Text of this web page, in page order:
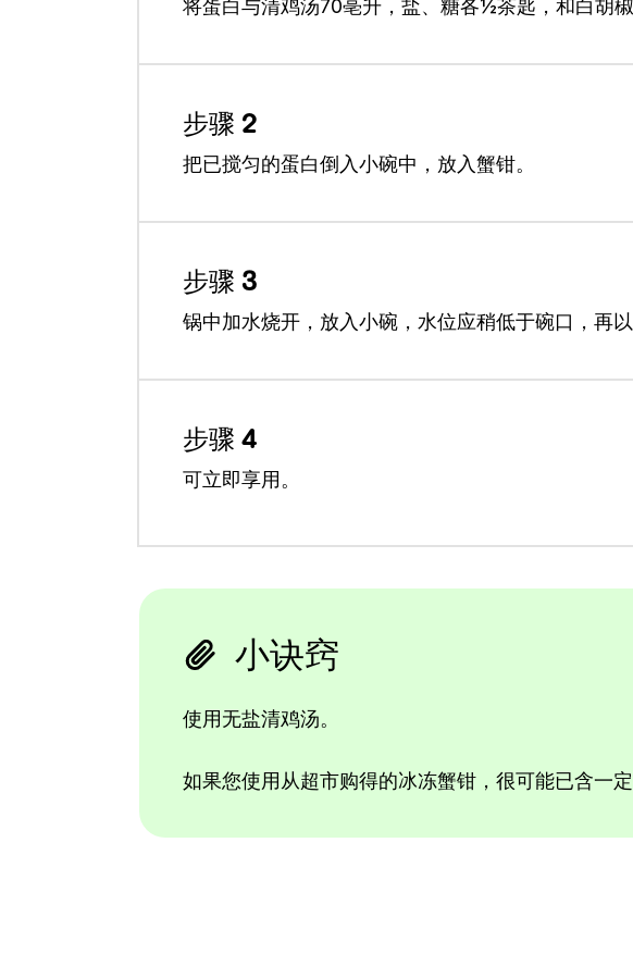
将蛋白与清鸡汤70亳升，盐、糖各½茶匙，和白胡
步骤 2
把已搅匀的蛋白倒入小碗中，放入蟹钳。
步骤 3
锅中加水烧开，放入小碗，水位应稍低于碗口，再
步骤 4
可立即享用。
小诀窍
使用无盐清鸡汤。
如果您使用从超市购得的冰冻蟹钳，很可能已含一